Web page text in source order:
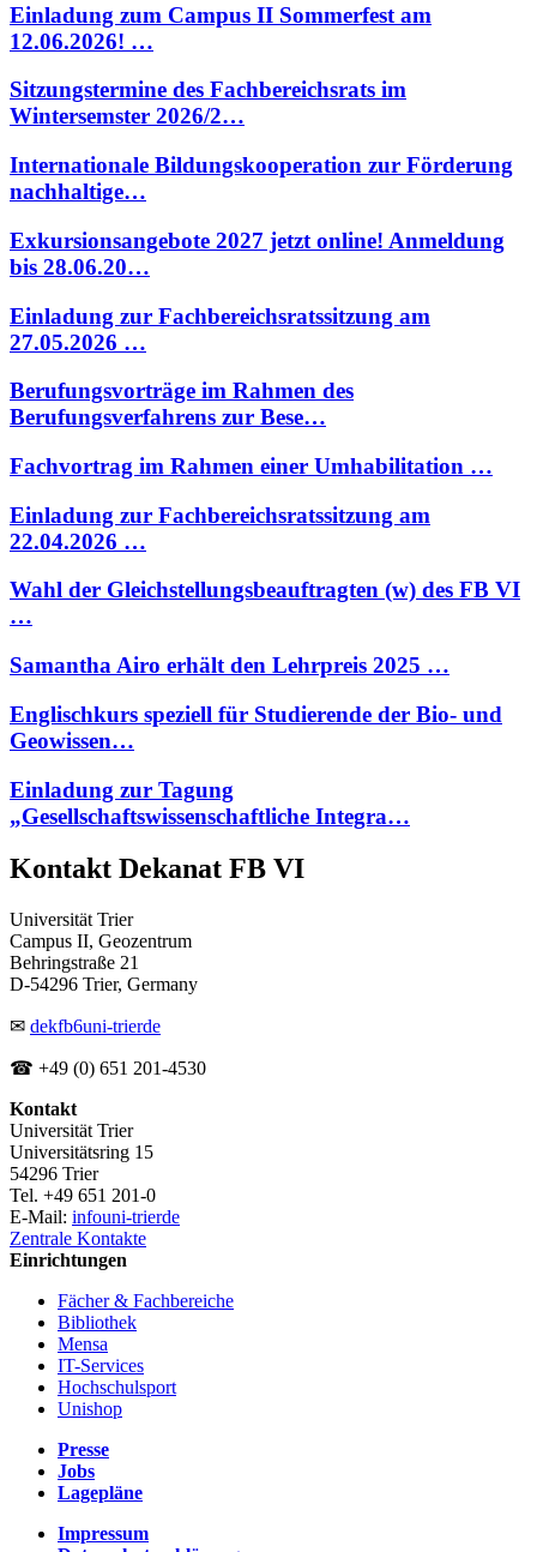
Einladung zum Campus II Sommerfest am
12.06.2026! …
Sitzungstermine des Fachbereichsrats im
Wintersemster 2026/2…
Internationale Bildungskooperation zur Förderung
nachhaltige…
Exkursionsangebote 2027 jetzt online! Anmeldung
bis 28.06.20…
Einladung zur Fachbereichsratssitzung am
27.05.2026 …
Berufungsvorträge im Rahmen des
Berufungsverfahrens zur Bese…
Fachvortrag im Rahmen einer Umhabilitation …
Einladung zur Fachbereichsratssitzung am
22.04.2026 …
Wahl der Gleichstellungsbeauftragten (w) des FB VI
…
Samantha Airo erhält den Lehrpreis 2025 …
Englischkurs speziell für Studierende der Bio- und
Geowissen…
Einladung zur Tagung
„Gesellschaftswissenschaftliche Integra…
Kontakt Dekanat FB VI
Universität Trier
Campus II, Geozentrum
Behringstraße 21
D-54296 Trier, Germany
✉ dekfb6uni-trierde
☎ +49 (0) 651 201-4530
Kontakt
Universität Trier
Universitätsring 15
54296 Trier
Tel. +49 651 201-0
E-Mail: infouni-trierde
Zentrale Kontakte
Einrichtungen
Fächer & Fachbereiche
Bibliothek
Mensa
IT-Services
Hochschulsport
Unishop
Presse
Jobs
Lagepläne
Impressum